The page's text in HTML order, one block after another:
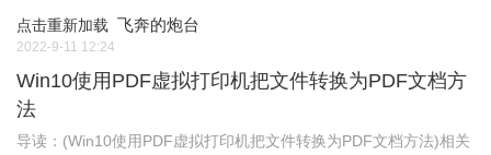
点击重新加载 飞奔的炮台
2022-9-11 12:24
Win10使用PDF虚拟打印机把文件转换为PDF文档方
法
导读：(Win10使用PDF虚拟打印机把文件转换为PDF文档方法)相关